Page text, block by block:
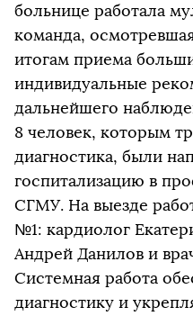
больнице работала
команда,
итогам приема
индивидуальные
дальнейшего
8 человек, которым
диагностика, были
госпитализацию в
СГМУ. На выезде
№1: кардиолог
Андрей Данилов и
Системная работа
диагностику и